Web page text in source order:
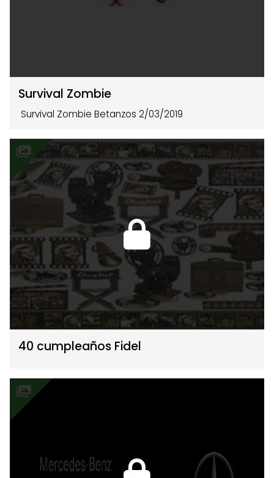
Survival Zombie
Survival Zombie Betanzos 2/03/2019
40 cumpleaños Fidel